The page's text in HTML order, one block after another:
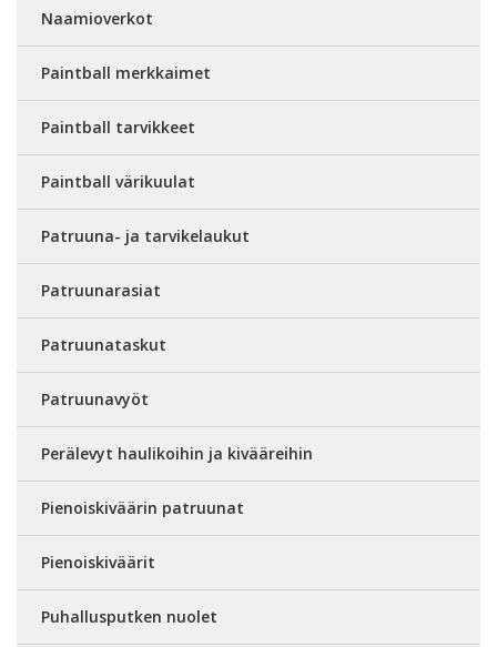
Naamioverkot
Paintball merkkaimet
Paintball tarvikkeet
Paintball värikuulat
Patruuna- ja tarvikelaukut
Patruunarasiat
Patruunataskut
Patruunavyöt
Perälevyt haulikoihin ja kivääreihin
Pienoiskiväärin patruunat
Pienoiskiväärit
Puhallusputken nuolet